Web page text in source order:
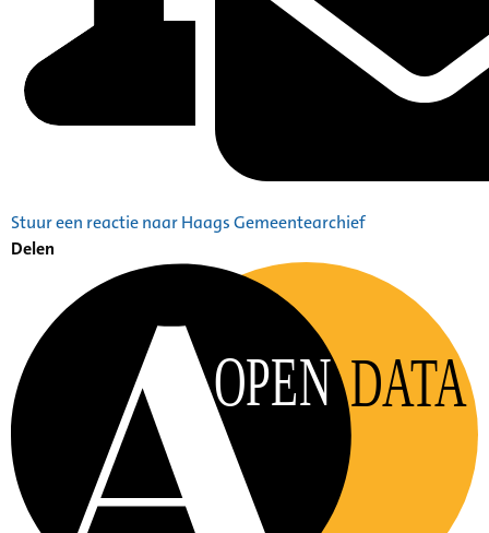
Stuur een reactie naar Haags Gemeentearchief
Delen
OPEN DATA